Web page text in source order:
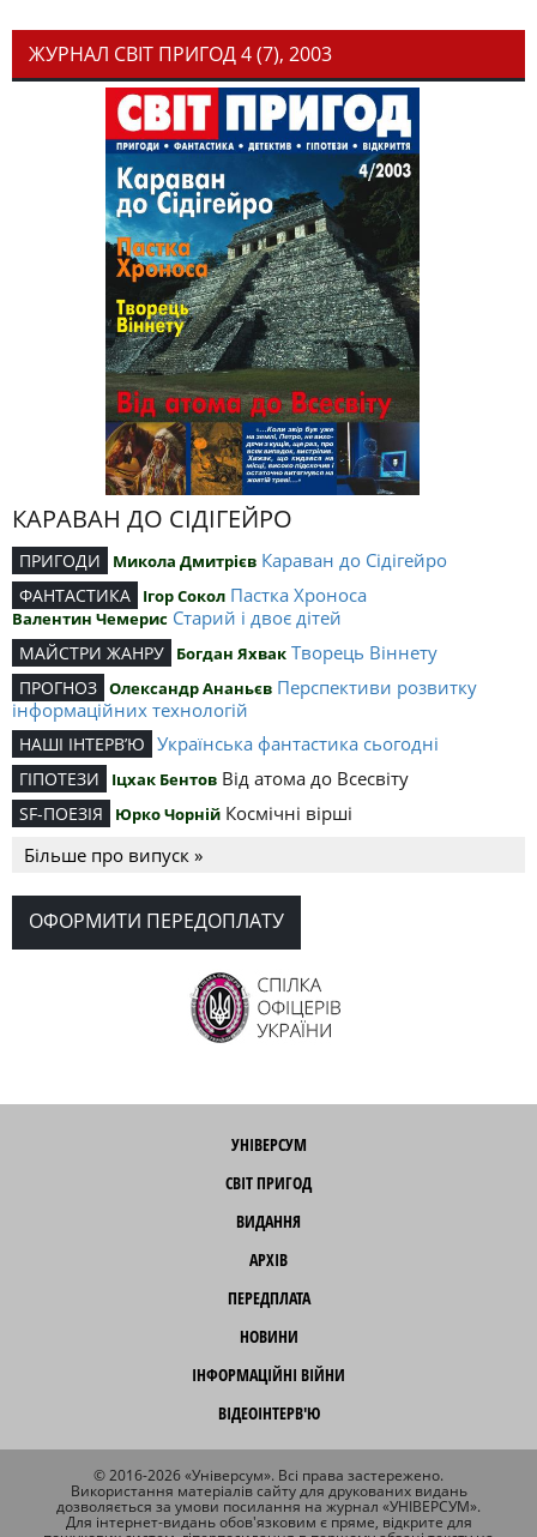
ЖУРНАЛ СВІТ ПРИГОД 4 (7), 2003
КАРАВАН ДО СІДІГЕЙРО
ПРИГОДИ Микола Дмитрієв Караван до Сідігейро
ФАНТАСТИКА Ігор Сокол Пастка Хроноса
Валентин Чемерис Старий і двоє дітей
МАЙСТРИ ЖАНРУ Богдан Яхвак Творець Віннету
ПРОГНОЗ Олександр Ананьєв Перспективи розвитку
інформаційних технологій
НАШІ ІНТЕРВ’Ю Українська фантастика сьогодні
ГІПОТЕЗИ Іцхак Бентов Від атома до Всесвіту
SF-ПОЕЗІЯ Юрко Чорній Космічні вірші
Більше про випуск »
ОФОРМИТИ ПЕРЕДОПЛАТУ
УНІВЕРСУМ
СВІТ ПРИГОД
ВИДАННЯ
АРХІВ
ПЕРЕДПЛАТА
НОВИНИ
ІНФОРМАЦІЙНІ ВІЙНИ
ВІДЕОІНТЕРВ'Ю
© 2016-2026 «Універсум». Всі права застережено.
Використання матеріалів сайту для друкованих видань
дозволяється за умови посилання на журнал «УНІВЕРСУМ».
Для інтернет-видань обов'язковим є пряме, відкрите для